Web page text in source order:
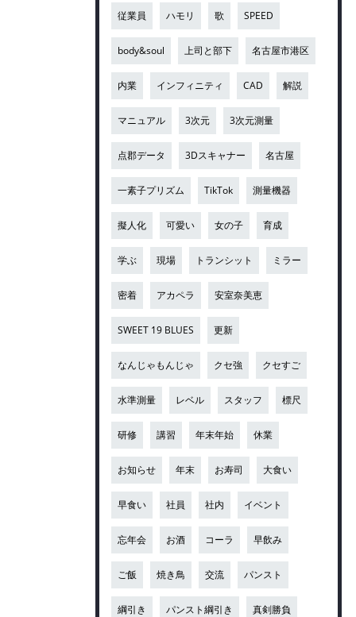
従業員 ハモリ 歌 SPEED
body&soul 上司と部下 名古屋市港区
内業 インフィニティ CAD 解説
マニュアル 3次元 3次元測量
点郡データ 3Dスキャナー 名古屋
一素子プリズム TikTok 測量機器
擬人化 可愛い 女の子 育成
学ぶ 現場 トランシット ミラー
密着 アカペラ 安室奈美恵
SWEET 19 BLUES 更新
なんじゃもんじゃ クセ強 クセすご
水準測量 レベル スタッフ 標尺
研修 講習 年末年始 休業
お知らせ 年末 お寿司 大食い
早食い 社員 社内 イベント
忘年会 お酒 コーラ 早飲み
ご飯 焼き鳥 交流 パンスト
綱引き パンスト綱引き 真剣勝負